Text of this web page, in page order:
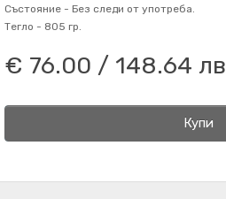
Състояние - Без следи от употреба.
Тегло - 805 гр.
€ 76.00 / 148.64 лв
Купи